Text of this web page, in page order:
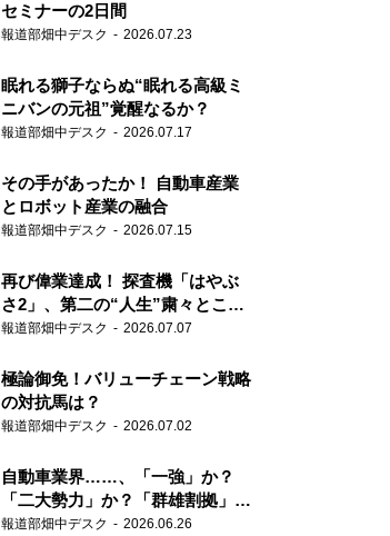
セミナーの2日間
報道部畑中デスク 2026.07.23
眠れる獅子ならぬ“眠れる高級ミ
ニバンの元祖”覚醒なるか？
報道部畑中デスク 2026.07.17
その手があったか！ 自動車産業
とロボット産業の融合
報道部畑中デスク 2026.07.15
再び偉業達成！ 探査機「はやぶ
さ2」、第二の“人生”粛々とこな
す
報道部畑中デスク 2026.07.07
極論御免！バリューチェーン戦略
の対抗馬は？
報道部畑中デスク 2026.07.02
自動車業界……、「一強」か？
「二大勢力」か？「群雄割拠」
か？
報道部畑中デスク 2026.06.26